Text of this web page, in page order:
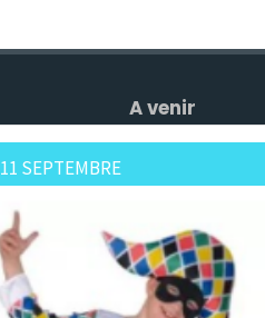
A venir
11 SEPTEMBRE